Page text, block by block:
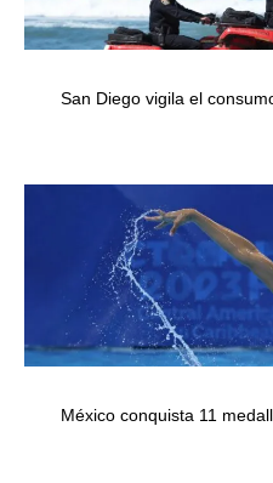
San Diego vigila el
México conquista 11